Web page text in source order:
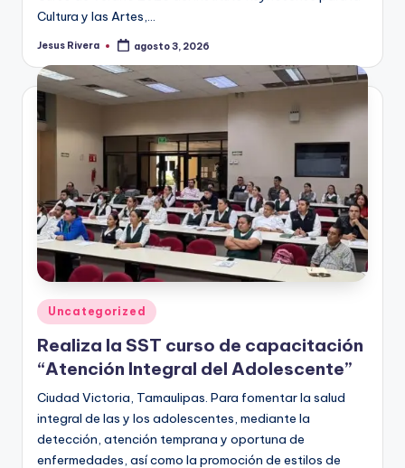
Cultura y las Artes,…
Publicado
Jesus Rivera agosto 3, 2026
Publicado
en
Uncategorized
Realiza la SST curso de capacitación
“Atención Integral del Adolescente”
Ciudad Victoria, Tamaulipas. Para fomentar la salud
integral de las y los adolescentes, mediante la
detección, atención temprana y oportuna de
enfermedades, así como la promoción de estilos de